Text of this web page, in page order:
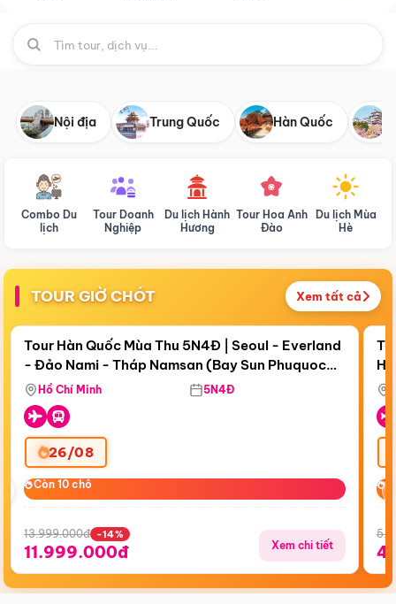
Nội địa Trung Quốc Hàn Quốc
Combo Du
lịch
Tour Doanh
Nghiệp
Du lịch Hành
Hương
Tour Hoa Anh
Đào
Du lịch Mùa
Hè
TOUR GIỜ CHÓT Xem tất cả
Còn18 ngày 11:40:28
Bay Sun Phuquoc Airways
Điểm nổi bật
Tour Hàn Quốc Mùa Thu 5N4Đ | Seoul - Everland
- Đảo Nami - Tháp Namsan (Bay Sun Phuquoc
Airways)
Hồ Chí Minh 5N4Đ
26/08
Còn 10 chỗ
Còn 10 chỗ
13.999.000đ -14%
11.999.000đ Xem chi tiết